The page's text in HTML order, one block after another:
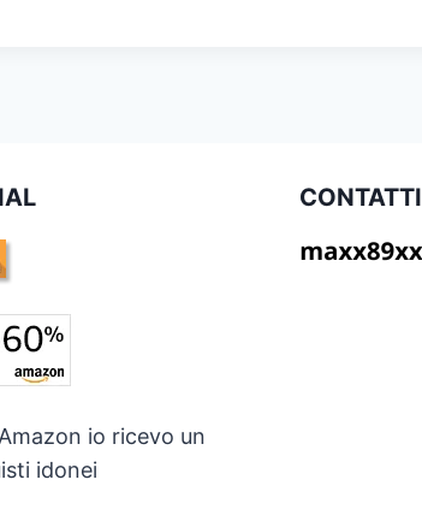
io ricevo un
idonei
CONTATTI